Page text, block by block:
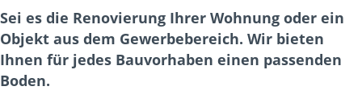
Sei es die Renovierung Ihrer Wohnung oder ein
Objekt aus dem Gewerbebereich. Wir bieten
Ihnen für jedes Bauvorhaben einen passenden
Boden.